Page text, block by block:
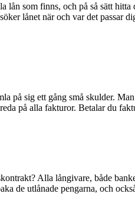
lån som finns, och på så sätt
lånet när och var det passar
på sig ett gång små skulder.
på alla fakturor. Betalar du
Alla långivare, både
de utlånade pengarna, och